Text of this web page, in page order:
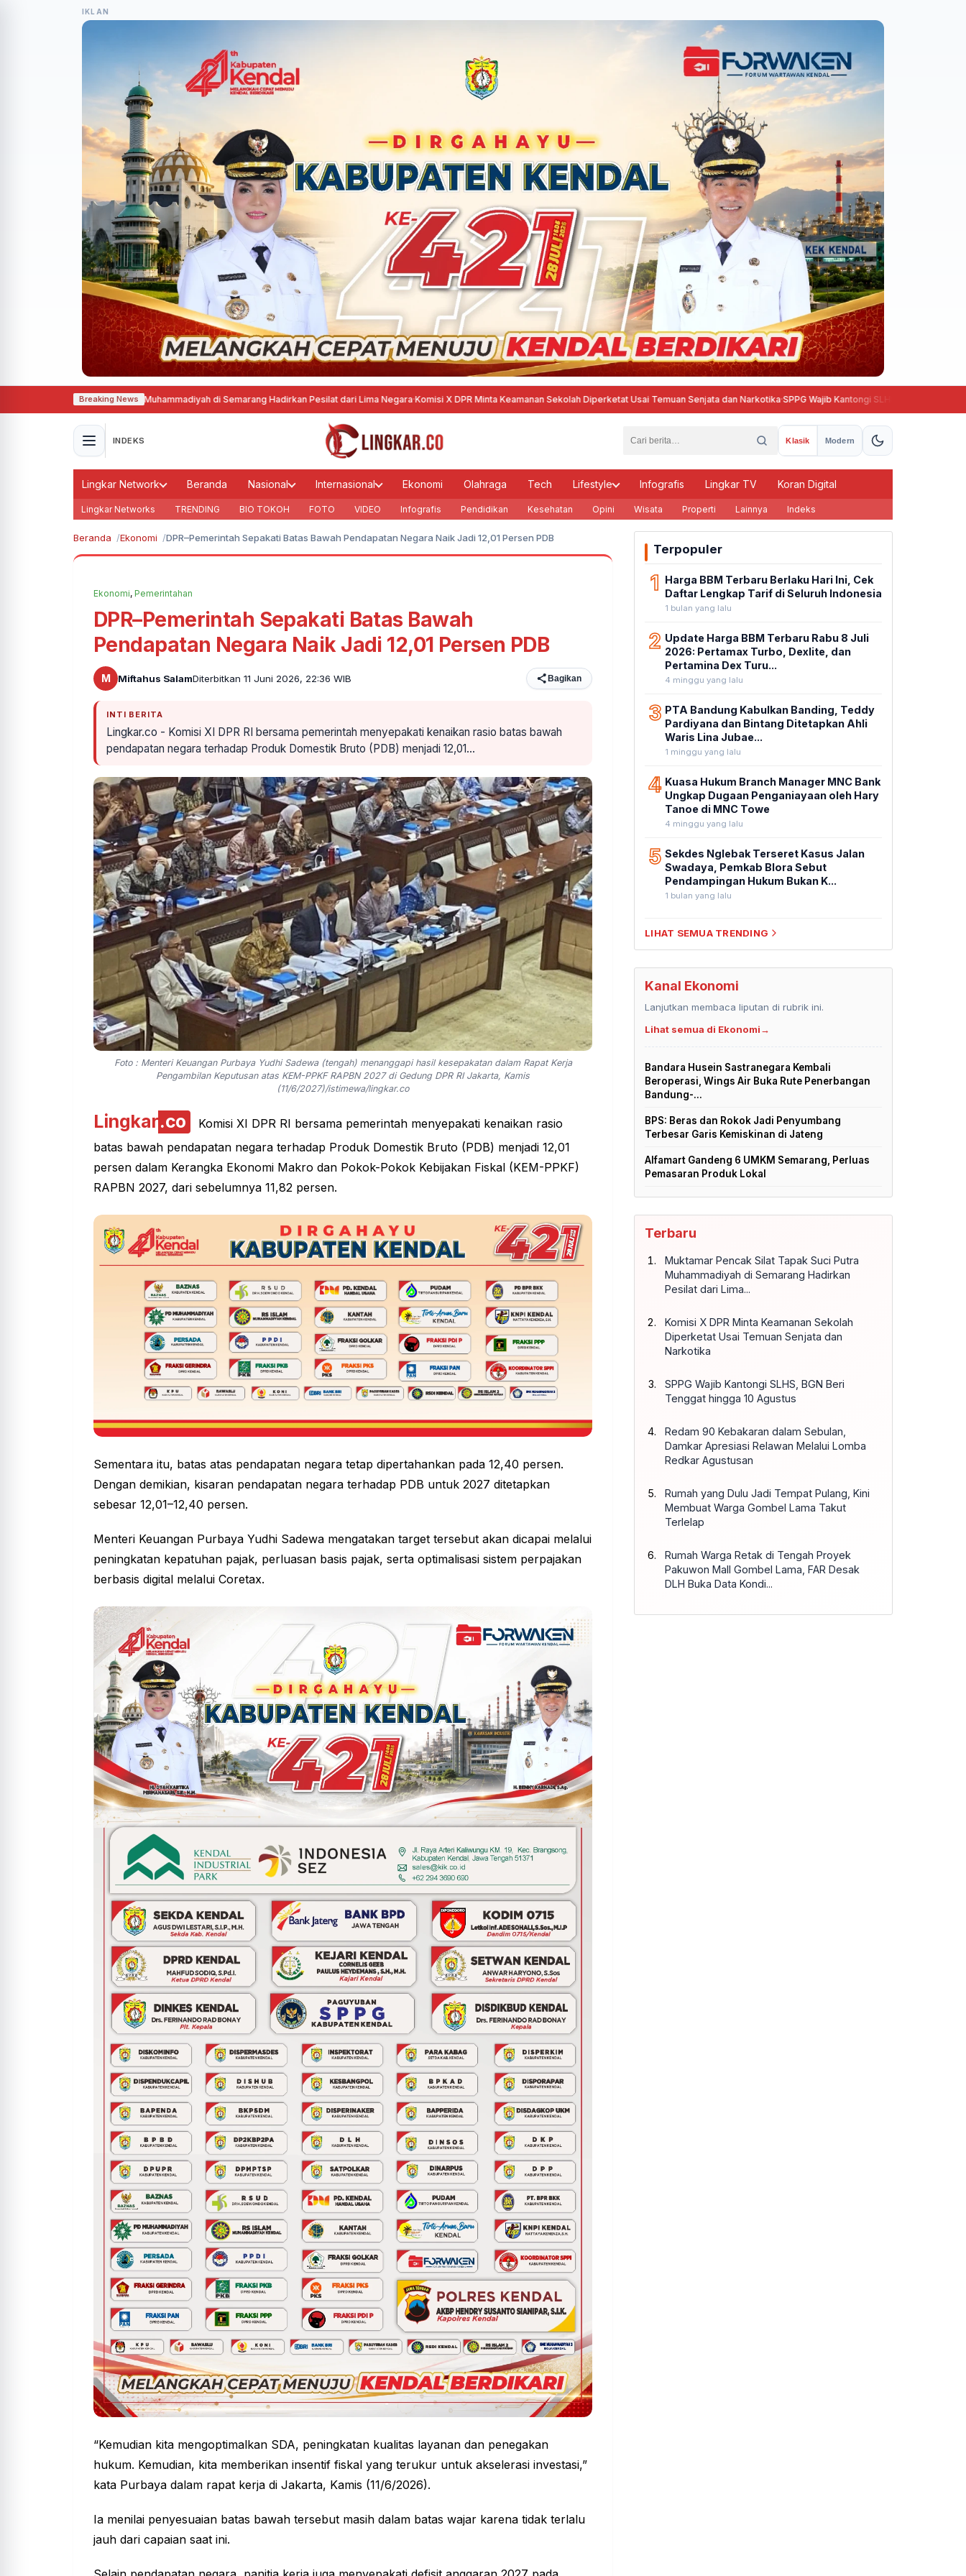
IKLAN
Breaking News
Tapak Suci Putra Muhammadiyah di Semarang Hadirkan Pesilat dari Lima Negara·Komisi X DPR Minta Keamanan Sekolah Diperketat Usai Temuan Senjata dan Narkotika·SPPG Wajib Kantongi SLHS, BGN Beri Tenggat hingga
INDEKS Klasik Modern
Lingkar Network Beranda Nasional Internasional Ekonomi Olahraga Tech Lifestyle Infografis Lingkar TV Koran Digital
Lingkar Networks TRENDING BIO TOKOH FOTO VIDEO Infografis Pendidikan Kesehatan Opini Wisata Properti Lainnya Indeks
Beranda Ekonomi DPR–Pemerintah Sepakati Batas Bawah Pendapatan Negara Naik Jadi 12,01 Persen PDB
Ekonomi, Pemerintahan
DPR–Pemerintah Sepakati Batas Bawah
Pendapatan Negara Naik Jadi 12,01 Persen PDB
M Miftahus SalamDiterbitkan 11 Juni 2026, 22:36 WIB Bagikan
INTI BERITA
Lingkar.co - Komisi XI DPR RI bersama pemerintah menyepakati kenaikan rasio batas bawah
pendapatan negara terhadap Produk Domestik Bruto (PDB) menjadi 12,01…
Foto : Menteri Keuangan Purbaya Yudhi Sadewa (tengah) menanggapi hasil kesepakatan dalam Rapat Kerja
Pengambilan Keputusan atas KEM-PPKF RAPBN 2027 di Gedung DPR RI Jakarta, Kamis
(11/6/2027)/istimewa/lingkar.co
Lingkar.co
Komisi XI DPR RI bersama pemerintah menyepakati kenaikan rasio
batas bawah pendapatan negara terhadap Produk Domestik Bruto (PDB) menjadi 12,01
persen dalam Kerangka Ekonomi Makro dan Pokok-Pokok Kebijakan Fiskal (KEM-PPKF)
RAPBN 2027, dari sebelumnya 11,82 persen.
Sementara itu, batas atas pendapatan negara tetap dipertahankan pada 12,40 persen.
Dengan demikian, kisaran pendapatan negara terhadap PDB untuk 2027 ditetapkan
sebesar 12,01–12,40 persen.
Menteri Keuangan Purbaya Yudhi Sadewa mengatakan target tersebut akan dicapai melalui
peningkatan kepatuhan pajak, perluasan basis pajak, serta optimalisasi sistem perpajakan
berbasis digital melalui Coretax.
“Kemudian kita mengoptimalkan SDA, peningkatan kualitas layanan dan penegakan
hukum. Kemudian, kita memberikan insentif fiskal yang terukur untuk akselerasi investasi,”
kata Purbaya dalam rapat kerja di Jakarta, Kamis (11/6/2026).
Ia menilai penyesuaian batas bawah tersebut masih dalam batas wajar karena tidak terlalu
jauh dari capaian saat ini.
Terpopuler
1 Harga BBM Terbaru Berlaku Hari Ini, Cek
Daftar Lengkap Tarif di Seluruh Indonesia
1 bulan yang lalu
2 Update Harga BBM Terbaru Rabu 8 Juli
2026: Pertamax Turbo, Dexlite, dan
Pertamina Dex Turu...
4 minggu yang lalu
3 PTA Bandung Kabulkan Banding, Teddy
Pardiyana dan Bintang Ditetapkan Ahli
Waris Lina Jubae...
1 minggu yang lalu
4 Kuasa Hukum Branch Manager MNC Bank
Ungkap Dugaan Penganiayaan oleh Hary
Tanoe di MNC Towe
4 minggu yang lalu
5 Sekdes Nglebak Terseret Kasus Jalan
Swadaya, Pemkab Blora Sebut
Pendampingan Hukum Bukan K...
1 bulan yang lalu
LIHAT SEMUA TRENDING
Kanal Ekonomi
Lanjutkan membaca liputan di rubrik ini.
Lihat semua di Ekonomi→
Bandara Husein Sastranegara Kembali
Beroperasi, Wings Air Buka Rute Penerbangan
Bandung-...
BPS: Beras dan Rokok Jadi Penyumbang
Terbesar Garis Kemiskinan di Jateng
Alfamart Gandeng 6 UMKM Semarang, Perluas
Pemasaran Produk Lokal
Terbaru
Muktamar Pencak Silat Tapak Suci Putra
Muhammadiyah di Semarang Hadirkan
Pesilat dari Lima...
Komisi X DPR Minta Keamanan Sekolah
Diperketat Usai Temuan Senjata dan
Narkotika
SPPG Wajib Kantongi SLHS, BGN Beri
Tenggat hingga 10 Agustus
Redam 90 Kebakaran dalam Sebulan,
Damkar Apresiasi Relawan Melalui Lomba
Redkar Agustusan
Rumah yang Dulu Jadi Tempat Pulang, Kini
Membuat Warga Gombel Lama Takut
Terlelap
Rumah Warga Retak di Tengah Proyek
Pakuwon Mall Gombel Lama, FAR Desak
DLH Buka Data Kondi...